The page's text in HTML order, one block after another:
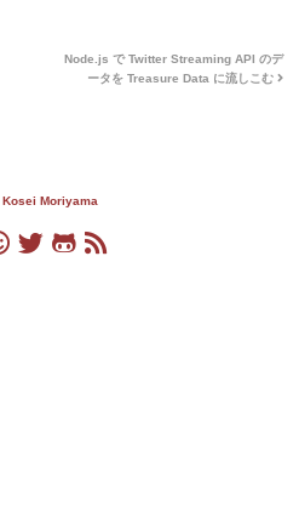
Node.js で Twitter Streaming API のデ
ータを Treasure Data に流しこむ
Kosei Moriyama